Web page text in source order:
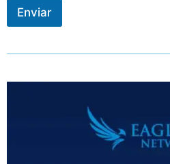
Enviar